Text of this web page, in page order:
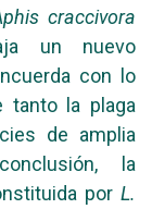
craccivora
un nuevo
con lo
tanto la plaga
de amplia
la
por L.